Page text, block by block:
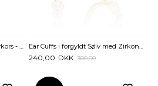
Ørestikker i Sølv med Dagmarkors - 10 x 9 mm Ear Cuffs i forgyldt Sølv med Zirkoniasten
240,00 DKK 300,00